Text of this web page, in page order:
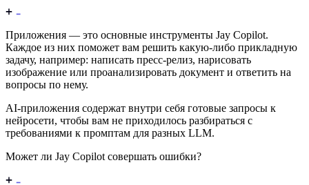
Приложения — это основные инструменты Jay Copilot.
Каждое из них поможет вам решить какую-либо прикладную
задачу, например: написать пресс-релиз, нарисовать
изображение или проанализировать документ и ответить на
вопросы по нему.
AI-приложения содержат внутри себя готовые запросы к
нейросети, чтобы вам не приходилось разбираться с
требованиями к промптам для разных LLM.
Может ли Jay Copilot совершать ошибки?